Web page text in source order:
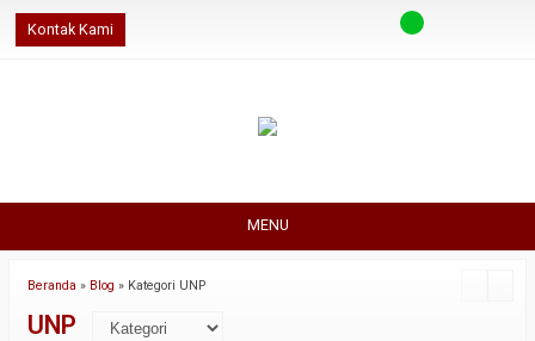
Kontak Kami
MENU
Beranda » Blog » Kategori UNP
UNP